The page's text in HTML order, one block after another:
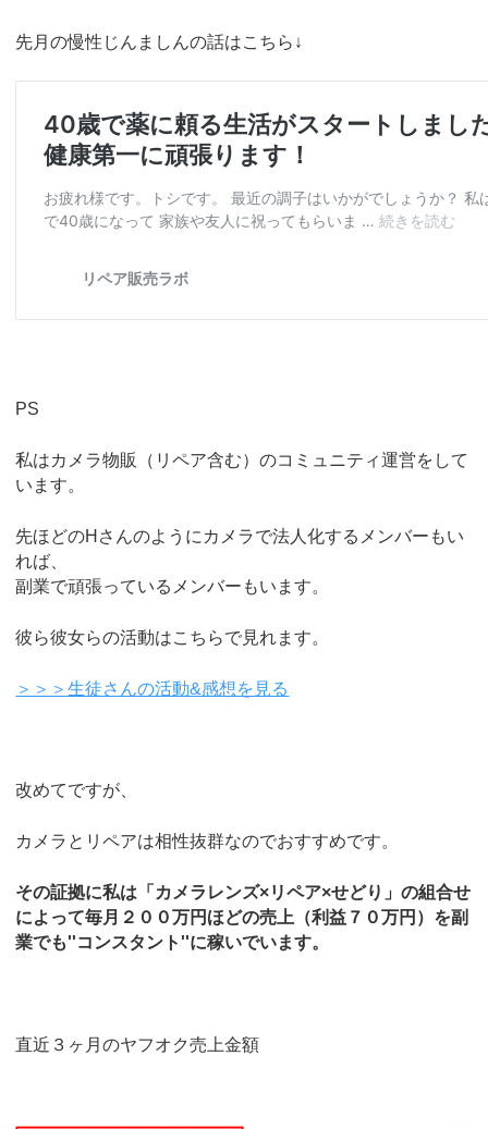
先月の慢性じんましんの話はこちら↓
PS
私はカメラ物販（リペア含む）のコミュニティ運営をして
います。
先ほどのHさんのようにカメラで法人化するメンバーもい
れば、
副業で頑張っているメンバーもいます。
彼ら彼女らの活動はこちらで見れます。
＞＞＞生徒さんの活動&感想を見る
改めてですが、
カメラとリペアは相性抜群なのでおすすめです。
その証拠に私は「カメラレンズ×リペア×せどり」の組合せ
によって毎月２００万円ほどの売上（利益７０万円）を副
業でも''コンスタント''に稼いでいます。
直近３ヶ月のヤフオク売上金額